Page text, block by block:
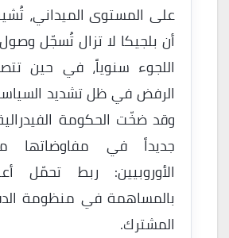
على المستوى الميداني،
أن بلجيكا لا تزال تُسجّل
اللجوء سنوياً، في حين
الرفض في ظل تشديد
وقد ضخّت الحكومة
جديداً في مفاوضاتها
الأوروبيين: ربط تحمّل
بالمساهمة في منظومة
المشترك.